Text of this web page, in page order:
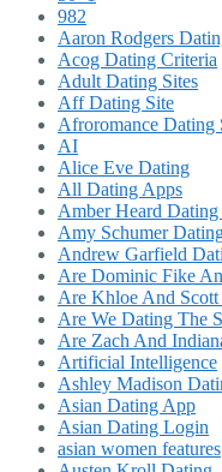
982
Aaron Rodgers
Acog Dating Criteria
Adult Dating Sites
Aff Dating Site
Afroromance Dating
AI
Alice Eve Dating
All Dating Apps
Amber Heard
Amy Schumer
Andrew Garfield
Are Dominic Fike
Are Khloe And
Are We Dating The
Are Zach And
Artificial Intelligence
Ashley Madison
Asian Dating App
Asian Dating Login
asian women features